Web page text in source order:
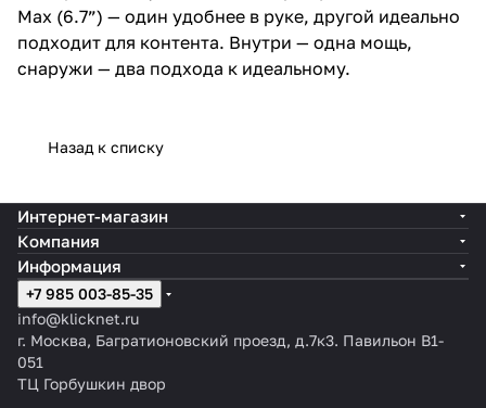
Max (6.7”) — один удобнее в руке, другой идеально
подходит для контента. Внутри — одна мощь,
снаружи — два подхода к идеальному.
Назад к списку
Интернет-магазин
Компания
Информация
+7 985 003-85-35
info@klicknet.ru
г. Москва, Багратионовский проезд, д.7к3. Павильон B1-
051
ТЦ Горбушкин двор